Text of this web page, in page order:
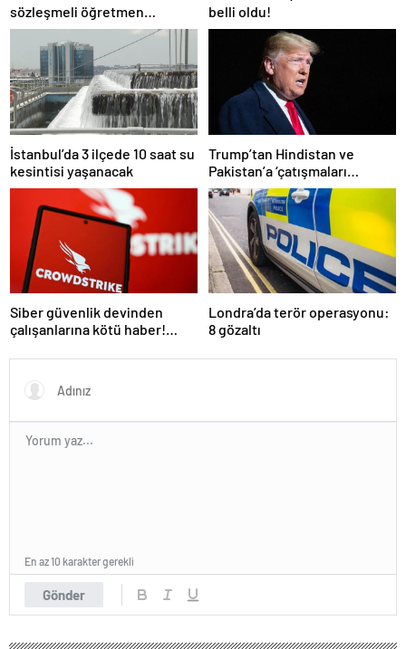
sözleşmeli öğretmen
atamasında sözlü sınava hak
kazanan adaylar açıklandı
belli oldu!
İstanbul’da 3 ilçede 10 saat su
kesintisi yaşanacak
Trump’tan Hindistan ve
Pakistan’a ‘çatışmaları
durdurun’ çağrısı
Siber güvenlik devinden
çalışanlarına kötü haber!
Londra’da terör operasyonu:
8 gözaltı
Gönder
En az 10 karakter gerekli